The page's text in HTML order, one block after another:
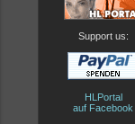
Support us:
HLPortal
auf Facebook